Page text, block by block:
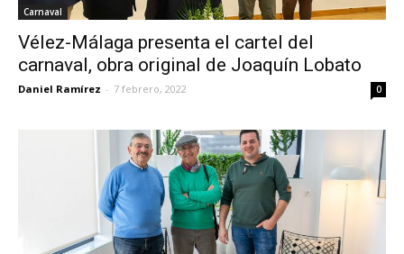
Carnaval
Vélez-Málaga presenta el cartel del
carnaval, obra original de Joaquín Lobato
Daniel Ramírez - 7 febrero, 2022 0